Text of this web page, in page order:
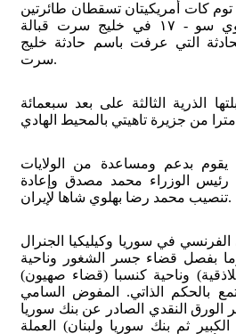
١٩٨١ - طائرتان إف - ١٤ توم كات أمريكيتان تسقطان طائرتين
ليبيتين من طراز سوخوي سو - ١٧ في خليج سرت قبالة
التي عرفت باسم حادثة خليج
سرت.
الذرية الثالثة على بعد سبعمائة
يقوم بدعم ومساعدة من الولايات
رئيس الوزراء محمد مصدق وإعادة
تنصيب محمد رضا بهلوي شاها لإيران.
الفرنسي في سوريا وكيليكيا الجنرال
بفصل قضاء جسر الشغور وناحية
وناحية كنسبا (قضاء صهيون)
بالحكم الذاتي. المفوض السامي
الورق النقدي الصادر عن بنك سوريا
ثم بنك سوريا ولبنان) العملة